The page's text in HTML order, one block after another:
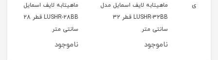
ماهیتابه لایف اسمایل مدل
LUSHR-32BB قطر 32
سانتی متر
ناموجود
ماهیتابه لایف اسمایل مدل
LUSHR-28BB قطر 28
سانتی متر
ناموجود